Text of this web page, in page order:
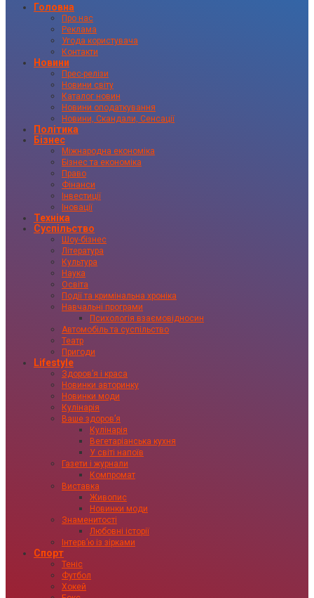
Головна
Про нас
Реклама
Угода користувача
Контакти
Новини
Прес-релізи
Новини світу
Каталог новин
Новини оподаткування
Новини, Скандали, Сенсації
Політика
Бізнес
Міжнародна економіка
Бізнес та економіка
Право
Фінанси
Інвестиції
Іновації
Техніка
Суспільство
Шоу-бізнес
Література
Культура
Наука
Освіта
Події та кримінальна хроніка
Навчальні програми
Психологія взаємовідносин
Автомобіль та суспільство
Театр
Пригоди
Lifestyle
Здоровʼя і краса
Новинки авторинку
Новинки моди
Кулінарія
Ваше здоровʼя
Кулінарія
Вегетаріанська кухня
У світі напоїв
Газети і журнали
Компромат
Виставка
Живопис
Новинки моди
Знаменитості
Любовні історії
Інтервʼю із зірками
Спорт
Теніс
Футбол
Хокей